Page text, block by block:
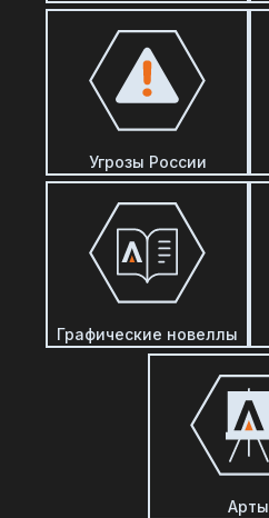
Угрозы России
Графические новеллы
Арты